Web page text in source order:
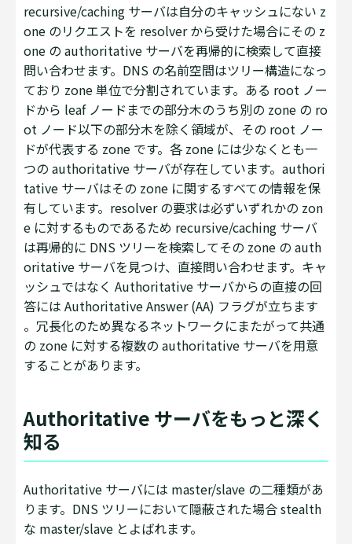
recursive/caching サーバは自分のキャッシュにない z
one のリクエストを resolver から受けた場合にその z
one の authoritative サーバを再帰的に検索して直接
問い合わせます。DNS の名前空間はツリー構造になっ
ており zone 単位で分割されています。ある root ノー
ドから leaf ノードまでの部分木のうち別の zone の ro
ot ノード以下の部分木を除く領域が、その root ノー
ドが代表する zone です。各 zone には少なくとも一
つの authoritative サーバが存在しています。authori
tative サーバはその zone に関するすべての情報を保
有しています。resolver の要求は必ずいずれかの zon
e に対するものであるため recursive/caching サーバ
は再帰的に DNS ツリーを検索してその zone の auth
oritative サーバを見つけ、直接問い合わせます。キャ
ッシュではなく Authoritative サーバからの直接の回
答には Authoritative Answer (AA) フラグが立ちます
。冗長化のため異なるネットワークにまたがって共通
の zone に対する複数の authoritative サーバを用意
することがあります。
Authoritative サーバをもっと深く
知る
Authoritative サーバには master/slave の二種類があ
ります。DNS ツリーにおいて隠蔽された場合 stealth
な master/slave とよばれます。